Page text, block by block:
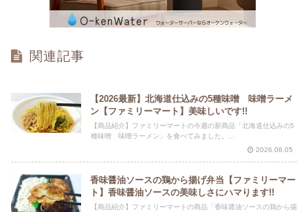
関連記事
【2026最新】北海道仕込みの5種味噌 味噌ラーメ
ン【ファミリーマート】美味しいです!!
【商品紹介】ファミリーマートの今週の新商品「北海道仕込みの5
種味噌 味噌ラーメン」を食べてみました。...
2026.08.05
香味醤油ソースの鶏から揚げ弁当【ファミリーマー
ト】香味醤油ソースの美味しさにハマります!!
【商品紹介】ファミリーマートの商品「香味醤油ソースの鶏から揚